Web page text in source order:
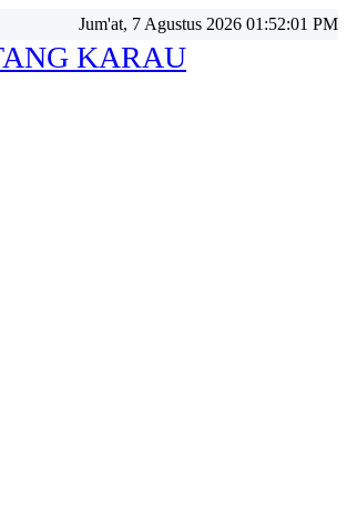
Jum'at, 7 Agustus 2026 01:52:04 PM
KARAU